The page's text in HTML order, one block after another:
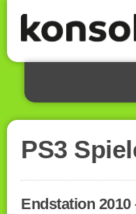
PS3
Endstation